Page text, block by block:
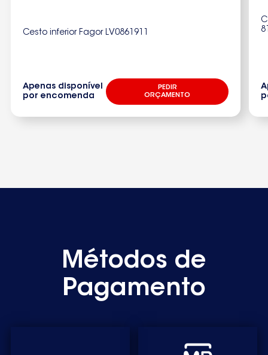
Cesto inferior Fagor LV0861911
Apenas disponível
por encomenda
PEDIR
ORÇAMENTO
Métodos de
Pagamento